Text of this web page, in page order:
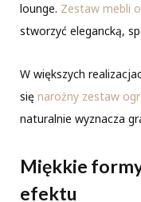
lounge. Zestaw mebli
stworzyć elegancką,
W większych
się narożny zestaw
naturalnie wyznacza
Miękkie
efektu